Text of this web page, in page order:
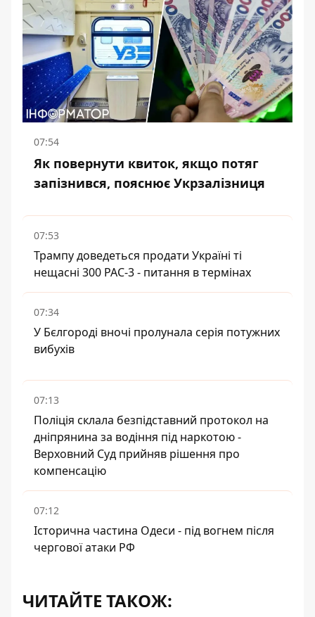
07:54
Як повернути квиток, якщо потяг
запізнився, пояснює Укрзалізниця
07:53
Трампу доведеться продати Україні ті
нещасні 300 PAC-3 - питання в термінах
07:34
У Бєлгороді вночі пролунала серія потужних
вибухів
07:13
Поліція склала безпідставний протокол на
дніпрянина за водіння під наркотою -
Верховний Суд прийняв рішення про
компенсацію
07:12
Історична частина Одеси - під вогнем після
чергової атаки РФ
ЧИТАЙТЕ ТАКОЖ: